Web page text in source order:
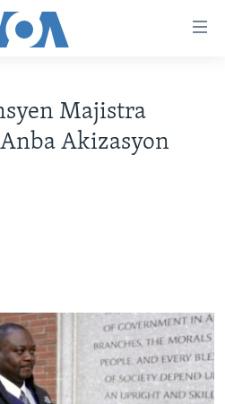
Majistra
Akizasyon